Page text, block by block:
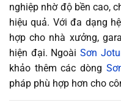
nghiệp nhờ độ bền cao,
hiệu quả. Với đa dạng
hợp cho nhà xưởng,
hiện đại. NgoàiSơn
khảo thêm các dòng
pháp phù hợp hơn cho